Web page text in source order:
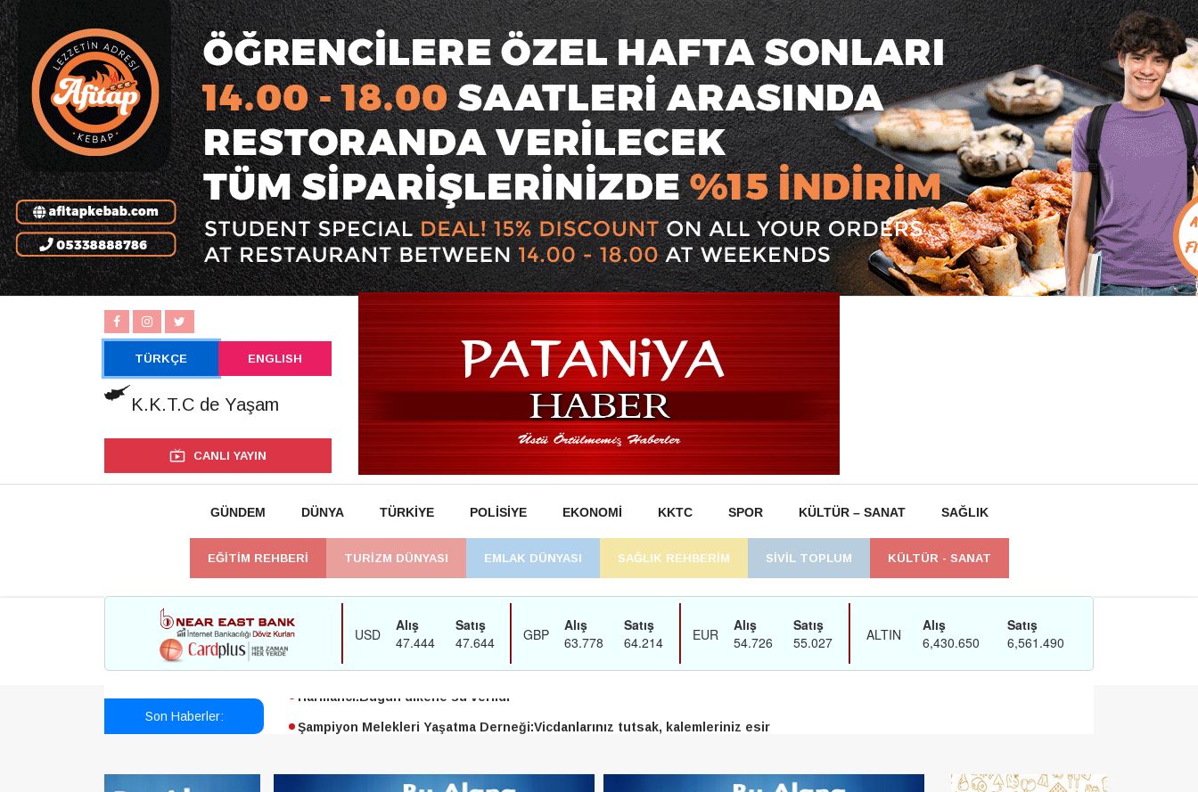
TÜRKÇE ENGLISH
K.K.T.C de Yaşam
CANLI YAYIN
GÜNDEM DÜNYA TÜRKIYE POLISIYE EKONOMI KKTC SPOR KÜLTÜR – SANAT SAĞLIK
EĞİTİM REHBERİ TURİZM DÜNYASI EMLAK DÜNYASI SAĞLIK REHBERİM SİVİL TOPLUM KÜLTÜR - SANAT
Son Haberler:
Esendağlı:Adıyaman’daki süreç sona erdi, hukuk mücadelesi sürecek
Şampiyon Melekleri Yaşatma Derneği:Vicdanlarınız tutsak, kalemleriniz esir